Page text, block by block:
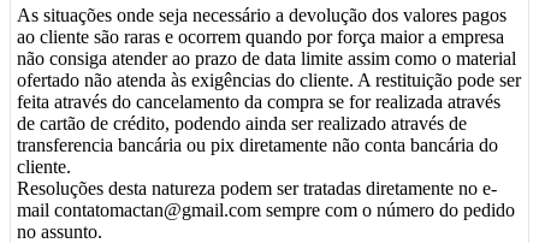
As situações onde seja necessário a devolução dos valores pagos
ao cliente são raras e ocorrem quando por força maior a empresa
não consiga atender ao prazo de data limite assim como o material
ofertado não atenda às exigências do cliente. A restituição pode ser
feita através do cancelamento da compra se for realizada através
de cartão de crédito, podendo ainda ser realizado através de
transferencia bancária ou pix diretamente não conta bancária do
cliente.
Resoluções desta natureza podem ser tratadas diretamente no e-
mail contatomactan@gmail.com sempre com o número do pedido
no assunto.